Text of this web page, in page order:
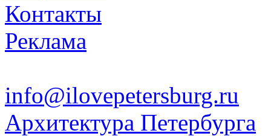
Контакты
Реклама
info@ilovepetersburg.ru
Архитектура Петербурга